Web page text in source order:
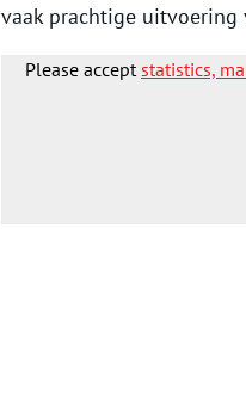
vaak prachtige uitvoering
Please accept statistics,